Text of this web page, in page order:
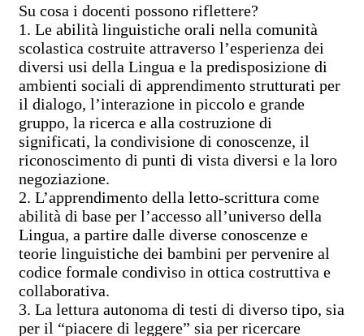
Su cosa i docenti possono riflettere?
1. Le abilità linguistiche orali nella comunità
scolastica costruite attraverso l’esperienza dei
diversi usi della Lingua e la predisposizione di
ambienti sociali di apprendimento strutturati per
il dialogo, l’interazione in piccolo e grande
gruppo, la ricerca e alla costruzione di
significati, la condivisione di conoscenze, il
riconoscimento di punti di vista diversi e la loro
negoziazione.
2. L’apprendimento della letto-scrittura come
abilità di base per l’accesso all’universo della
Lingua, a partire dalle diverse conoscenze e
teorie linguistiche dei bambini per pervenire al
codice formale condiviso in ottica costruttiva e
collaborativa.
3. La lettura autonoma di testi di diverso tipo, sia
per il “piacere di leggere” sia per ricercare